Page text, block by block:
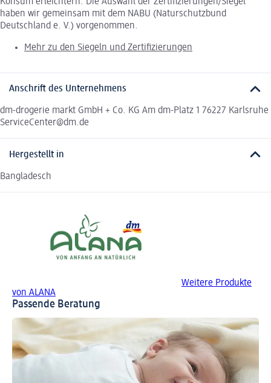
haben wir gemeinsam mit dem NABU (Naturschutzbund
Deutschland e. V.) vorgenommen.
Mehr zu den Siegeln und Zertifizierungen
Anschrift des Unternehmens
dm-drogerie markt GmbH + Co. KG Am dm-Platz 1 76227 Karlsruhe
ServiceCenter@dm.de
Hergestellt in
Bangladesch
Weitere Produkte
von ALANA
Passende Beratung